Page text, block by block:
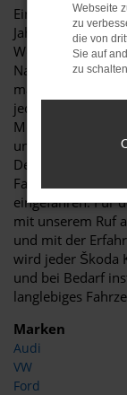
Ein
Jahreswagen für
Welt der
Name bereits
maximal ein Jahr
jeder Škoda
Modellgeneration
und Ausstattung
Der Vorteil: es
Fahrzeug ist
eingefahren. Für
mit unserem Ruf
und mit der
wird jeder Škoda
und bei Bedarf
langlebiges
Marken
Audi
VW
Ford
Webseite
zu
die von
Sie auf
zu